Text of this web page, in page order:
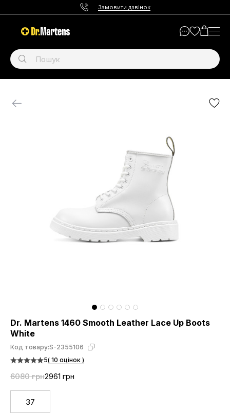
Замовити дзвінок
Dr. Martens 1460 Smooth Leather Lace Up Boots
White
Код товару:S-2355106
5( 10 оцінок )
6080 грн2961 грн
37